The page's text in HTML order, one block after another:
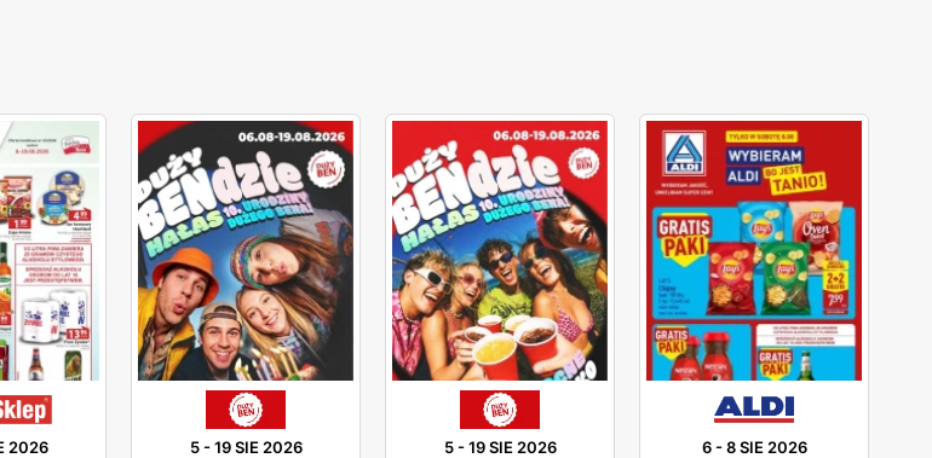
2026 5-19 SIE 2026 5-19 SIE 2026 6-8 SIE 2026